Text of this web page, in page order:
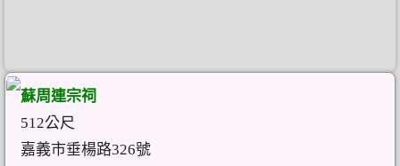
蘇周連宗祠
512公尺
嘉義市垂楊路326號